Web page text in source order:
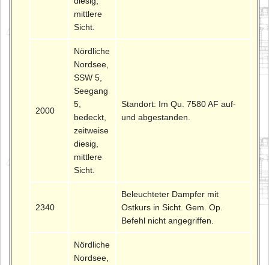
mittlere
Sicht.
2000
Nördliche
Nordsee,
SSW 5,
Seegang
5,
bedeckt,
zeitweise
diesig,
mittlere
Sicht.
Standort: Im Qu. 7580 AF auf-
und abgestanden.
2340
Beleuchteter Dampfer mit
Ostkurs in Sicht. Gem. Op.
Befehl nicht angegriffen.
Nördliche
Nordsee,